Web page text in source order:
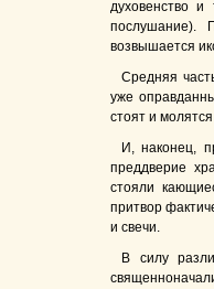
духовенство
послушание).
возвышается
Средняя
уже
стоят и
И, наконец,
преддверие
стояли
притвор
и свечи.
В силу